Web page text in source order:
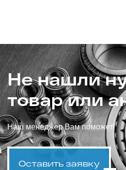
Не нашли
товар или
Наш менеджер Вам поможет!
Оставить заявку